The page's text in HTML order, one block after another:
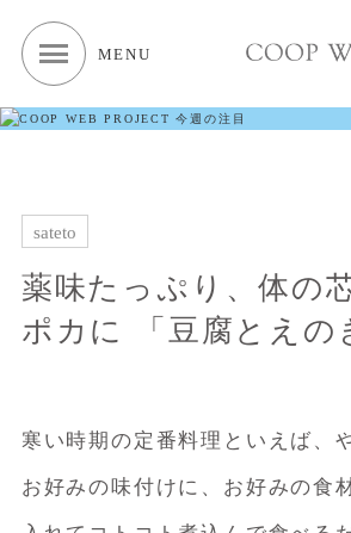
MENU
sateto
薬味たっぷり、体の
ポカに 「豆腐とえの
寒い時期の定番料理といえば、
お好みの味付けに、お好みの食